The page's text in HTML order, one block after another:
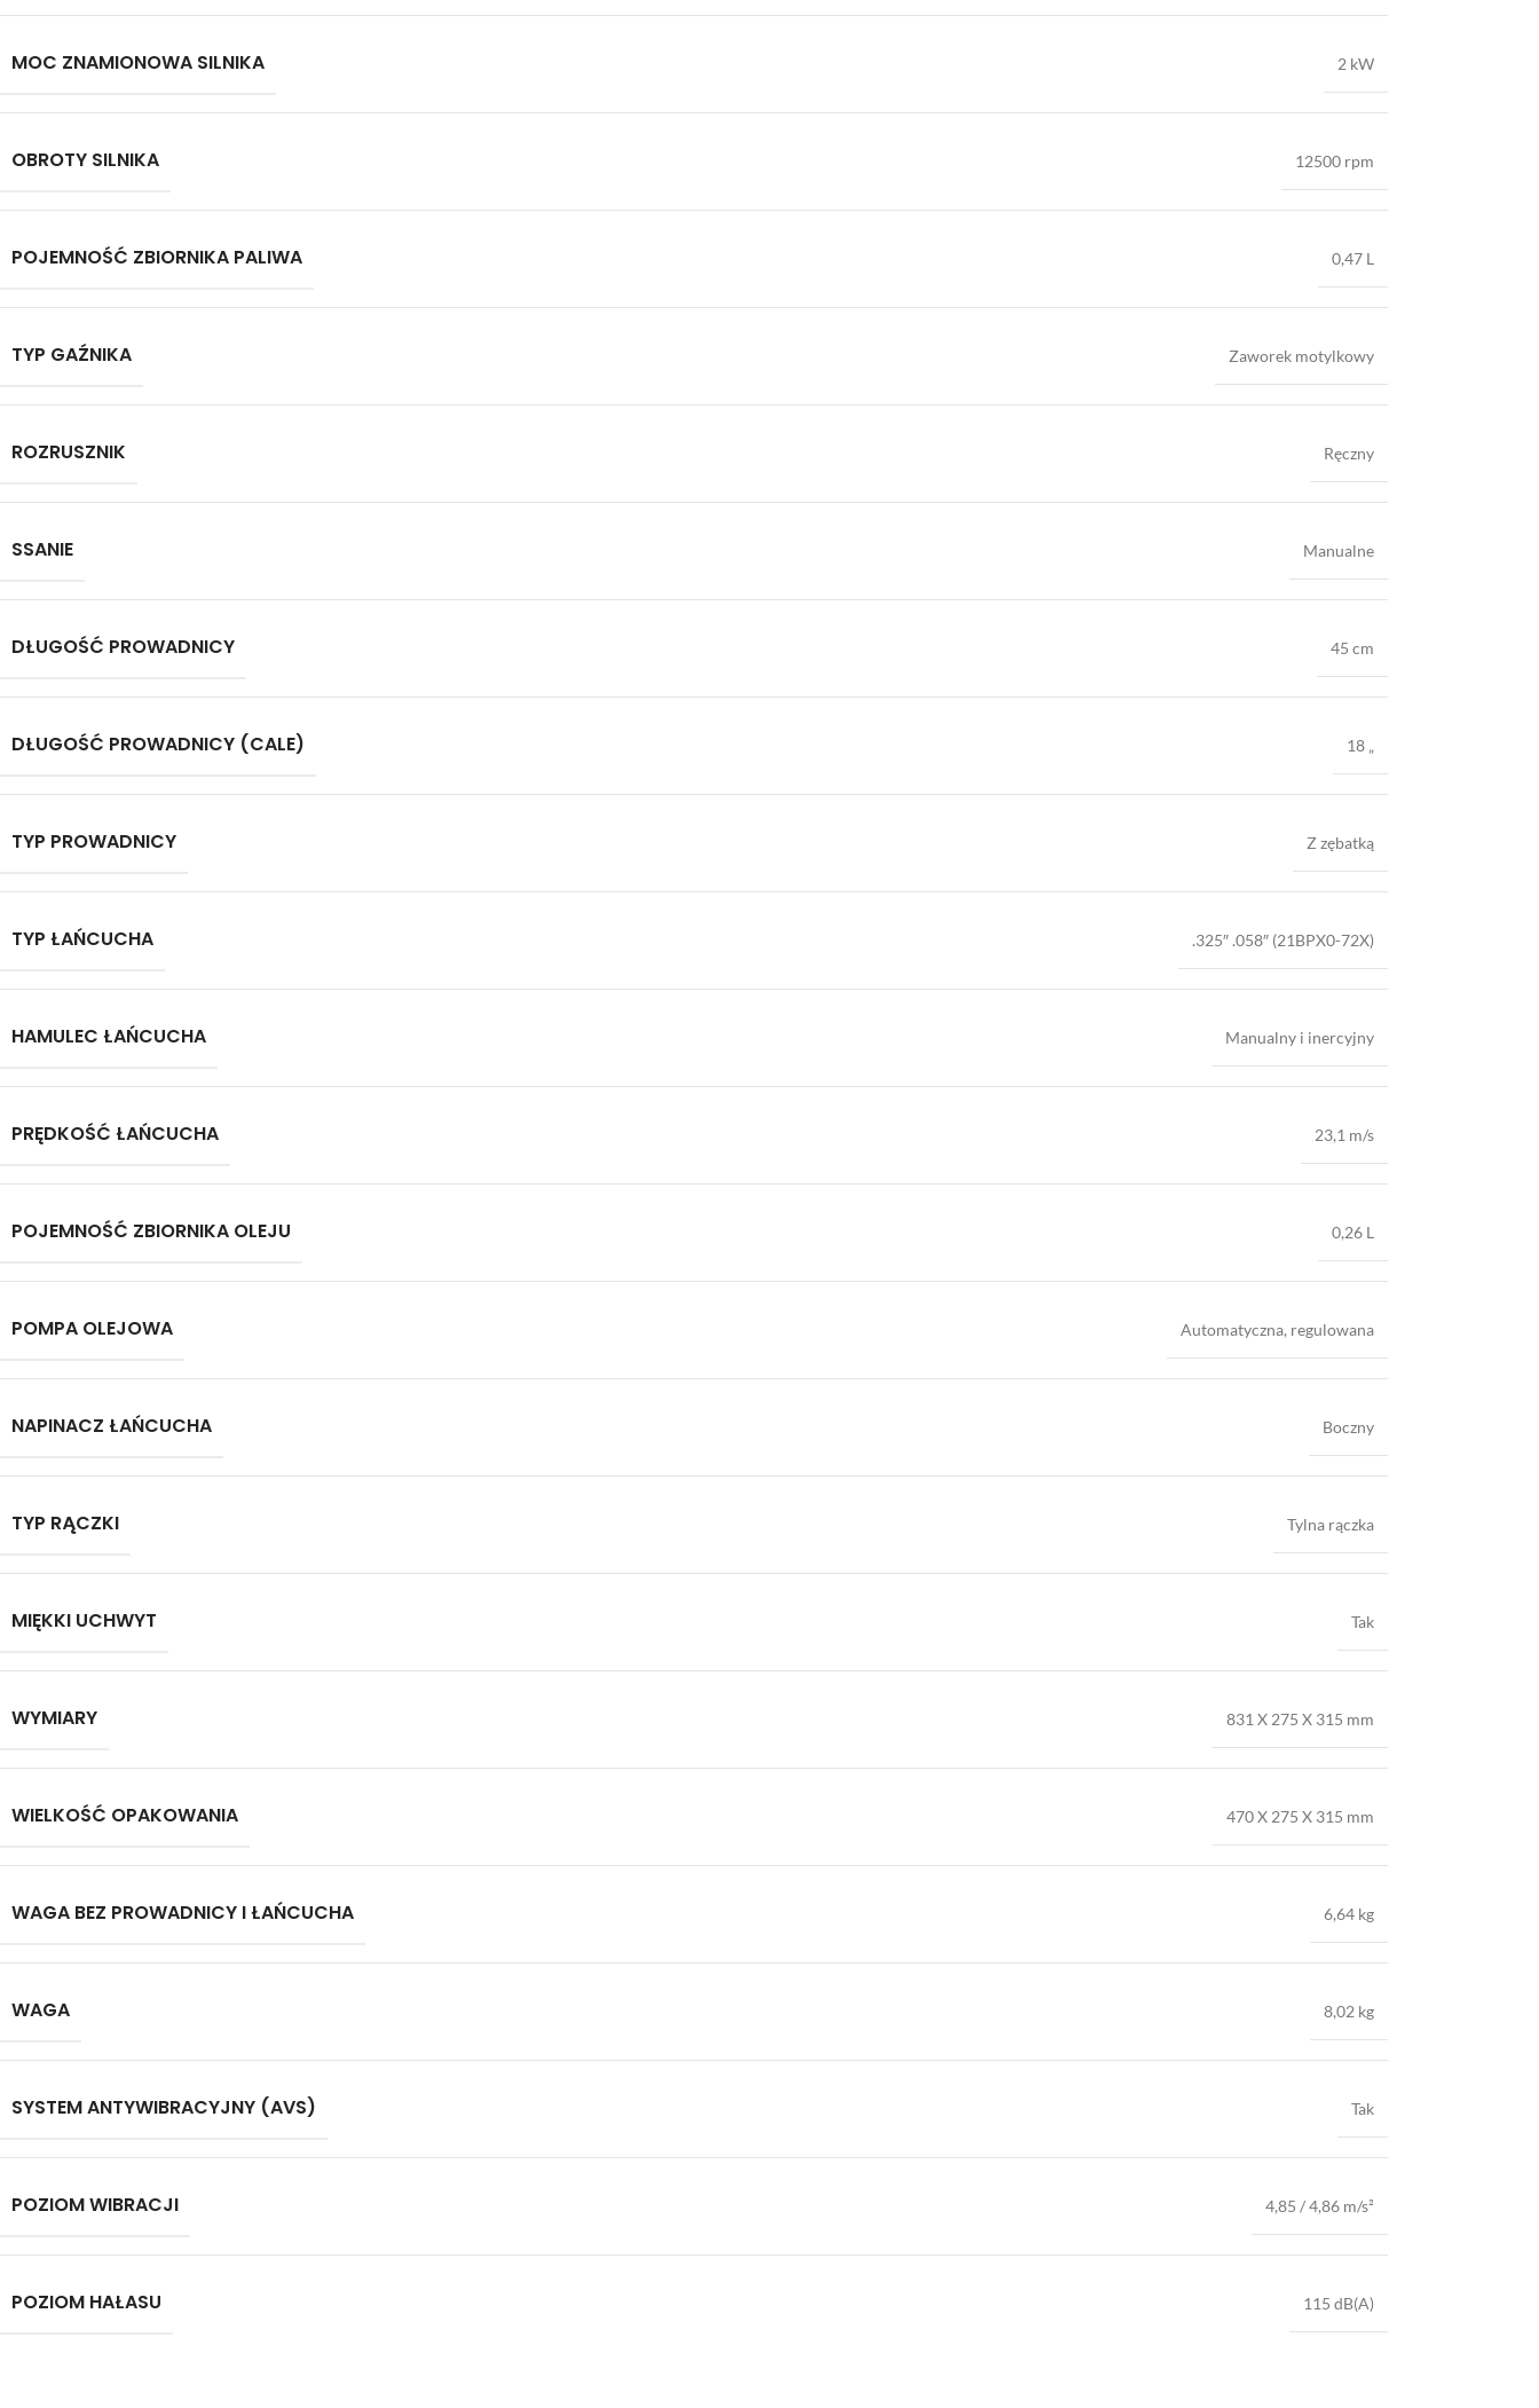
MOC ZNAMIONOWA SILNIKA 2 kW
OBROTY SILNIKA 12500 rpm
POJEMNOŚĆ ZBIORNIKA PALIWA 0,47 L
TYP GAŹNIKA Zaworek motylkowy
ROZRUSZNIK Ręczny
SSANIE Manualne
DŁUGOŚĆ PROWADNICY 45 cm
DŁUGOŚĆ PROWADNICY (CALE) 18 „
TYP PROWADNICY Z zębatką
TYP ŁAŃCUCHA .325″ .058″ (21BPX0-72X)
HAMULEC ŁAŃCUCHA Manualny i inercyjny
PRĘDKOŚĆ ŁAŃCUCHA 23,1 m/s
POJEMNOŚĆ ZBIORNIKA OLEJU 0,26 L
POMPA OLEJOWA Automatyczna, regulowana
NAPINACZ ŁAŃCUCHA Boczny
TYP RĄCZKI Tylna rączka
MIĘKKI UCHWYT Tak
WYMIARY 831 X 275 X 315 mm
WIELKOŚĆ OPAKOWANIA 470 X 275 X 315 mm
WAGA BEZ PROWADNICY I ŁAŃCUCHA 6,64 kg
WAGA 8,02 kg
SYSTEM ANTYWIBRACYJNY (AVS) Tak
POZIOM WIBRACJI 4,85 / 4,86 m/s²
POZIOM HAŁASU 115 dB(A)